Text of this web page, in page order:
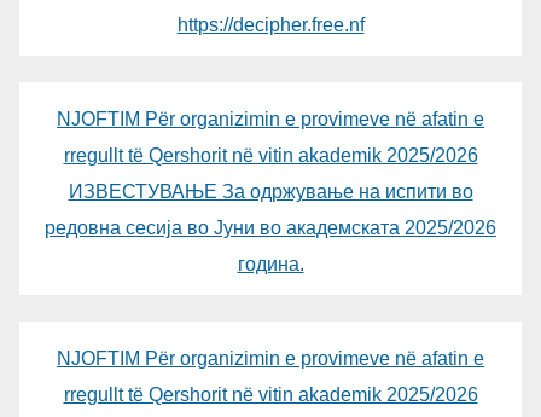
https://decipher.free.nf
NJOFTIM Për organizimin e provimeve në afatin e
rregullt të Qershorit në vitin akademik 2025/2026
ИЗВЕСТУВАЊЕ За одржување на испити во
редовна сесија во Јуни во академската 2025/2026
година.
NJOFTIM Për organizimin e provimeve në afatin e
rregullt të Qershorit në vitin akademik 2025/2026